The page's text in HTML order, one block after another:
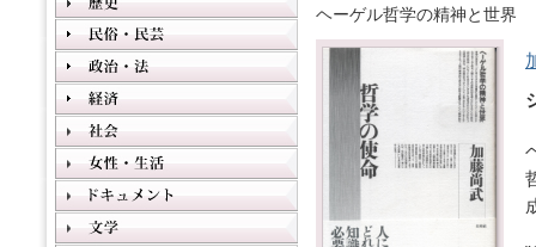
ヘーゲル哲学の精神と世界